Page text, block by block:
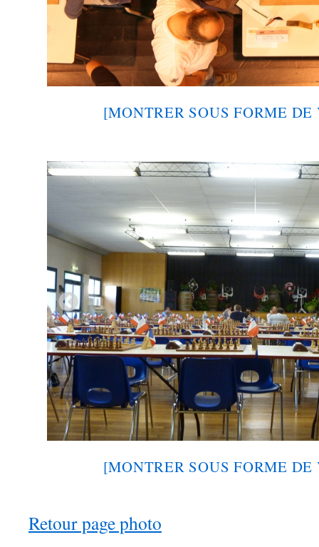
[MONTRER SOUS FORME
[MONTRER SOUS FORME
Retour page photo